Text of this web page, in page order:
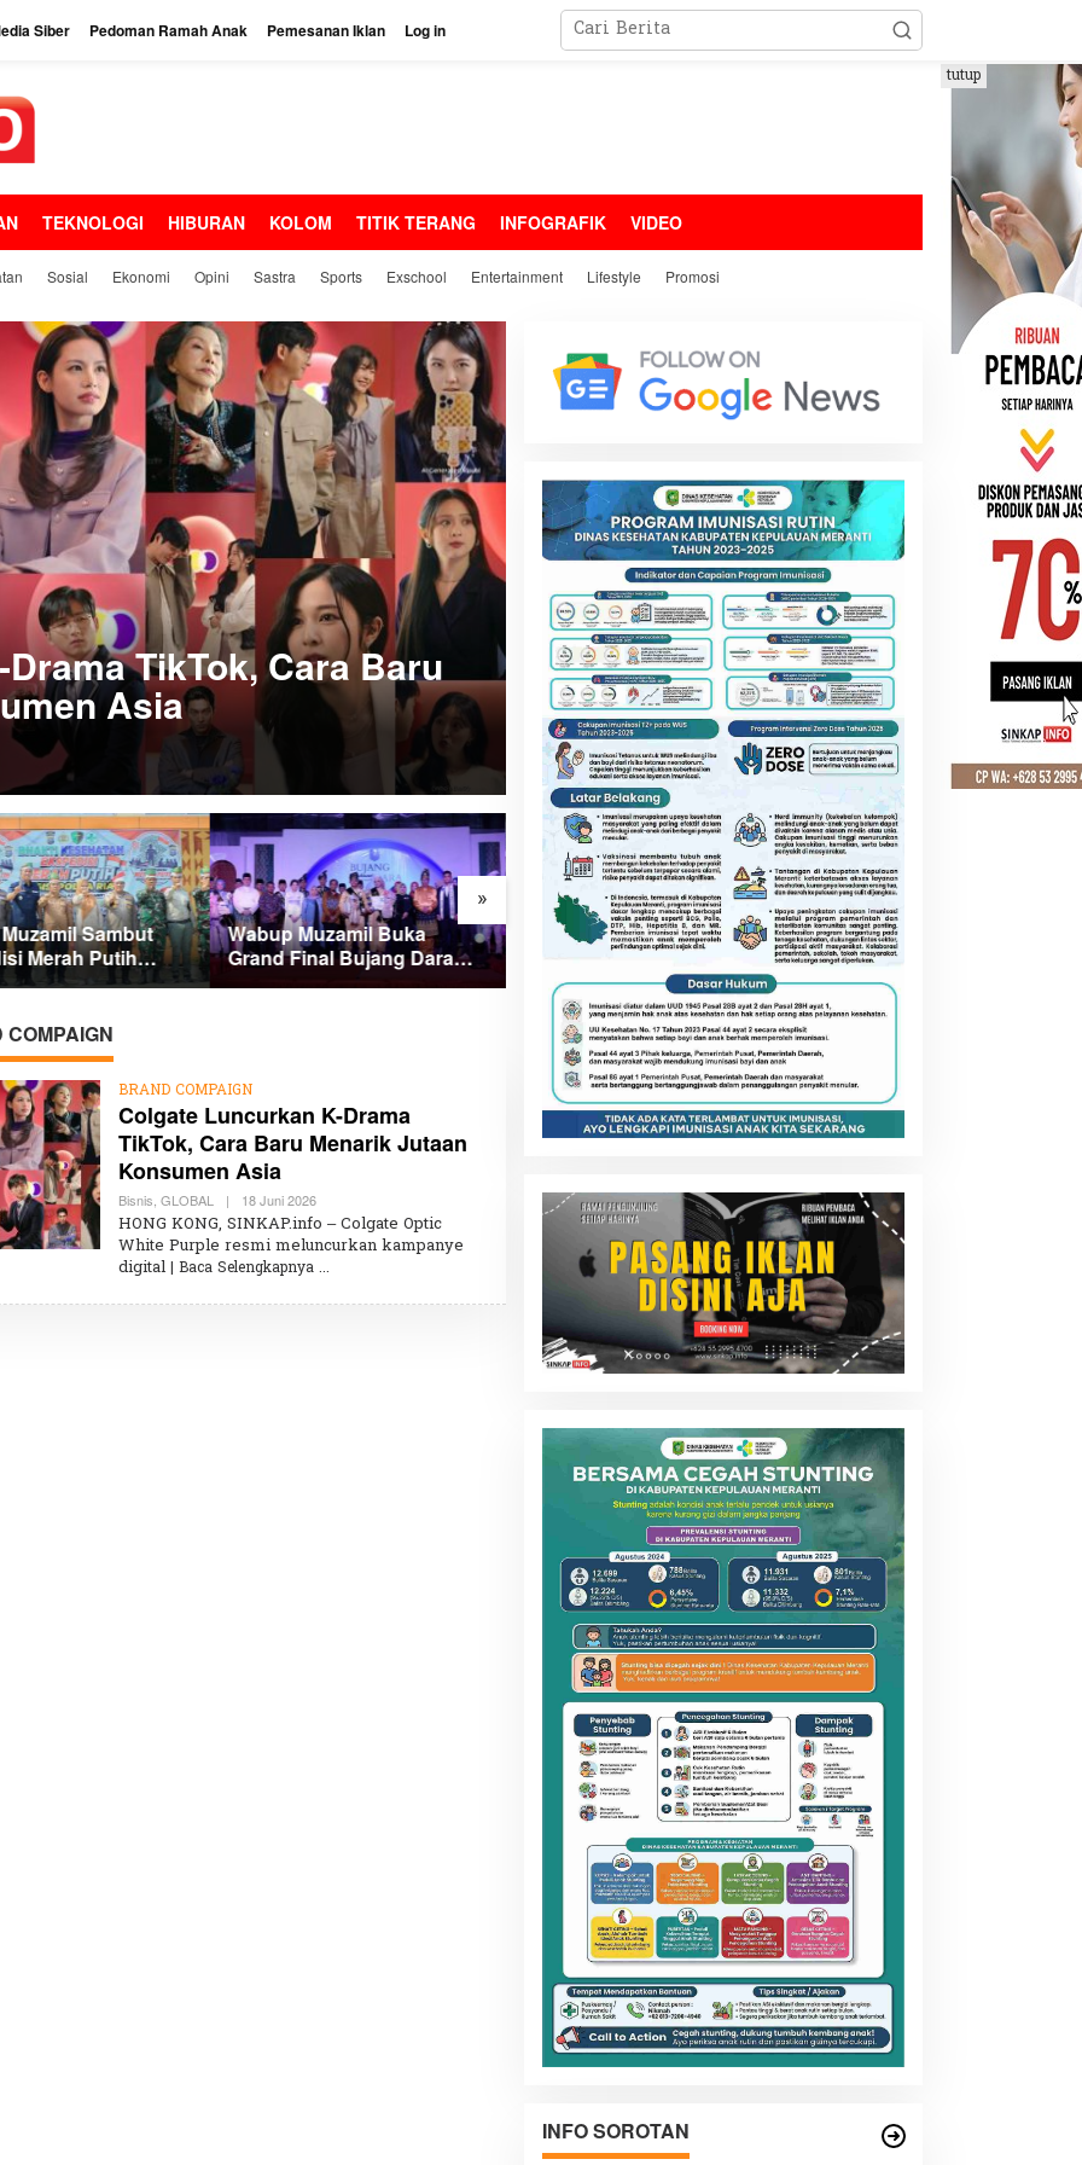
Siber Pedoman Ramah Anak Pemesanan Iklan Log in
TEKNOLOGI HIBURAN KOLOM TITIK TERANG INFOGRAFIK VIDEO
Sosial Ekonomi Opini Sastra Sports Exschool Entertainment Lifestyle Promosi
tutup
TikTok, Cara Baru
Asia
»
Sambut
Merah Putih
Mangrove
Wabup Muzamil Buka
Grand Final Bujang Dara
Meranti, Ini Daftar
Sambut HUT RI ke-81, DWP
Meranti Kompak Bersenam
dan Ikuti Perlombaan Seru
ATR/BPN Pantau Tanah
Ulayat Langgam, Sertipikat
HPL Dikebut Demi Lindungi
Hak Masyarakat Adat
BRAND COMPAIGN
Colgate Luncurkan K-Drama
TikTok, Cara Baru Menarik Jutaan
Konsumen Asia
Bisnis GLOBAL | 18 Juni 2026O
L
E
H
K
A
HONG KONG, SINKAP.info – Colgate Optic
White Purple resmi meluncurkan kampanye
digital | Baca Selengkapnya
INFO SOROTAN